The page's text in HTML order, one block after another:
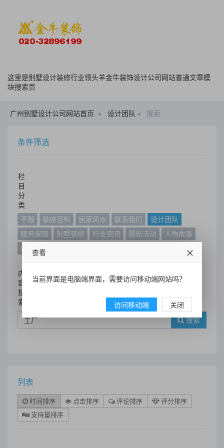
这里是别墅设计装修行业领头羊金牛装饰设计公司网站普通文章模
块搜索页
广州别墅设计公司网站首页 设计团队 搜索
条件筛选
栏
目
分
类
不限
装修百科 居家风水 联系我们
设计团队
服务保障
别墅装修 行业资讯 最新活动
人物故事
最新动态
内
容
搜
索
搜索
列表
时间排序 点击排序 评论排序
评分排序
支持量排序
查看
当前界面是电脑端界面，需要访问移动端网站吗？
访问移动端 关闭